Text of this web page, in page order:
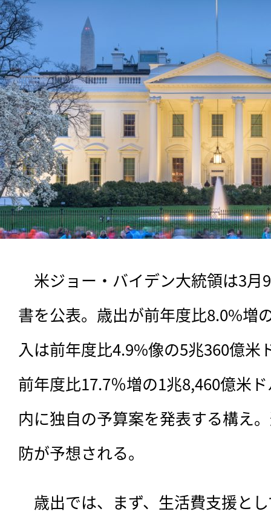
米ジョー・バイデン大統領は3月
書を公表。歳出が前年度比8.0%増
入は前年度比4.9%像の5兆360億米
前年度比17.7％増の1兆8,460億米
内に独自の予算案を発表する構え
防が予想される。
歳出では、まず、生活費支援と